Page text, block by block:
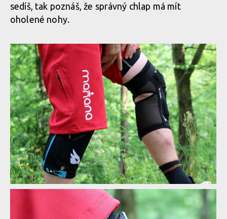
sedíš, tak poznáš, že správný chlap má mít
oholené nohy.